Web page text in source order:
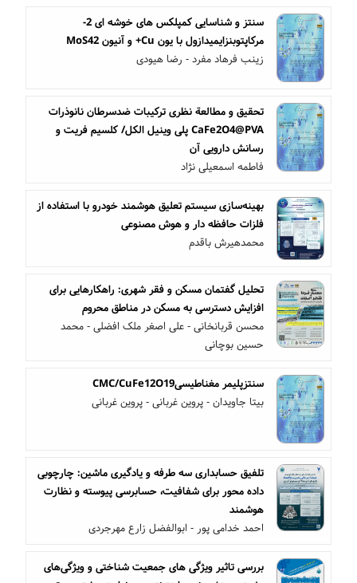
سنتز و شناسایی کمپلکس های خوشه ای 2-
مرکاپتوبنزایمیدازول با یون Cu+ و آنیون MoS42
زینب فرهاد مفرد - رضا هیودی
تحقیق و مطالعة نظری ترکیبات ضدسرطان نانوذرات
CaFe2O4@PVA پلی وینیل الکل/ کلسیم فریت و
رسانش دارویی آن
فاطمه اسمعیلی نژاد
بهینه‌سازی سیستم تعلیق هوشمند خودرو با استفاده از
فلزات حافظه دار و هوش مصنوعی
محمدهیرش باقدم
تحلیل گفتمان مسکن و فقر شهری: راهکارهایی برای
افزایش دسترسی به مسکن در مناطق محروم
محسن قربانخانی - علی اصغر ملک افضلی - محمد
حسین بوچانی
سنتزپلیمر مغناطیسیCMC/CuFe12O19
بیتا جاویدان - پروین غربانی - پروین غربانی
تلفیق حسابداری سه‌ طرفه و یادگیری ماشین: چارچوبی
داده محور برای شفافیت، حسابرسی پیوسته و نظارت
هوشمند
احمد خدامی پور - ابوالفضل زارع مهرجردی
بررسی تاثیر ویژگی های جمعیت شناختی و ویژگی‌های